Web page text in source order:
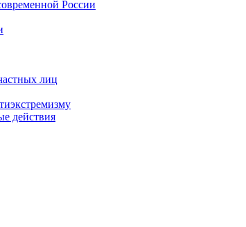
России
лиц
действия